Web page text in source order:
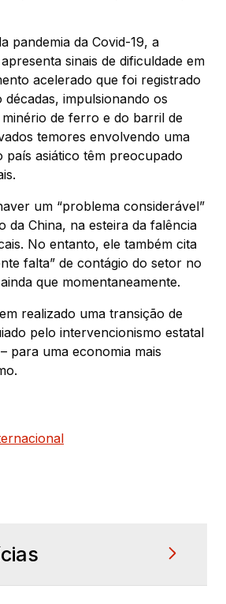
pandemia da Covid-19, a
sinais de dificuldade em
acelerado que foi registrado
décadas, impulsionando os
de ferro e do barril de
temores envolvendo uma
país asiático têm preocupado
um “problema considerável”
da China, na esteira da falência
No entanto, ele também cita
falta” de contágio do setor no
que momentaneamente.
realizado uma transição de
pelo intervencionismo estatal
para uma economia mais